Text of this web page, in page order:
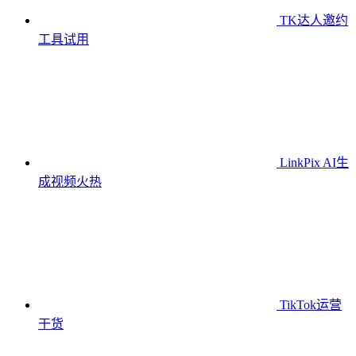
TK达人邀约
工具试用
LinkPix AI生
成视频火热
TikTok运营
干货